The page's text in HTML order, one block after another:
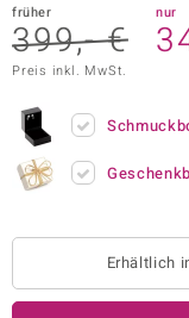
BY DE MELO
früher
399,- €
nur
Preis inkl. MwSt.
Erhältlich